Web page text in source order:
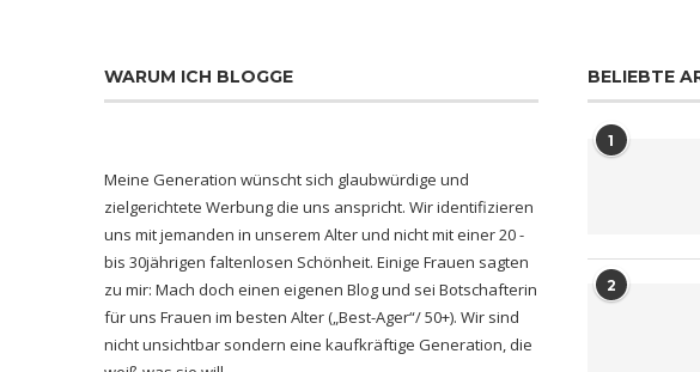
WARUM ICH BLOGGE
Meine Generation wünscht sich glaubwürdige und
zielgerichtete Werbung die uns anspricht. Wir identifizieren
uns mit jemanden in unserem Alter und nicht mit einer 20 -
bis 30jährigen faltenlosen Schönheit. Einige Frauen sagten
zu mir: Mach doch einen eigenen Blog und sei Botschafterin
für uns Frauen im besten Alter („Best-Ager“/ 50+). Wir sind
nicht unsichtbar sondern eine kaufkräftige Generation, die
BELIEBTE
1
2